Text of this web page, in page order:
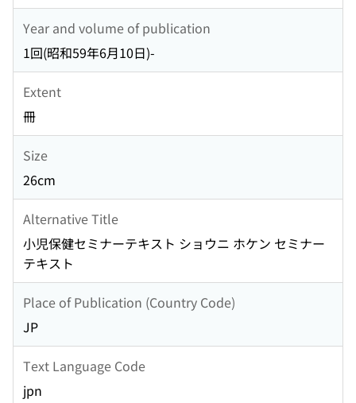
Year and volume of publication
1回(昭和59年6月10日)-
Extent
冊
Size
26cm
Alternative Title
小児保健セミナーテキスト ショウニ ホケン セミナー
テキスト
Place of Publication (Country Code)
JP
Text Language Code
jpn